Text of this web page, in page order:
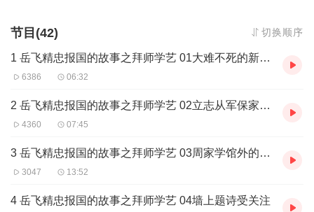
节目(42) 切换顺序
1 岳飞精忠报国的故事之拜师学艺 01大难不死的新生儿
6386 06:32
2 岳飞精忠报国的故事之拜师学艺 02立志从军保家卫国
4360 07:45
3 岳飞精忠报国的故事之拜师学艺 03周家学馆外的旁听生
3047 13:52
4 岳飞精忠报国的故事之拜师学艺 04墙上题诗受关注